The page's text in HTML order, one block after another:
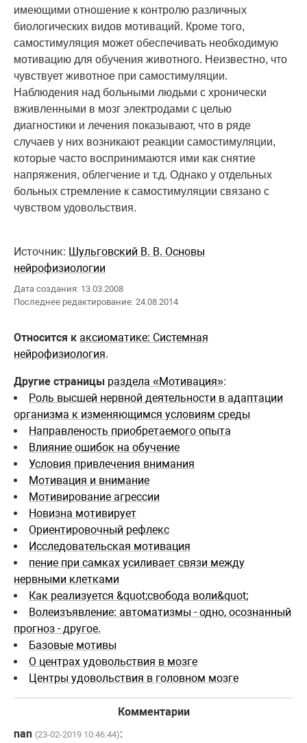
имеющими отношение к контролю различных
биологических видов мотиваций. Кроме того,
самостимуляция может обеспечивать необходимую
мотивацию для обучения животного. Неизвестно, что
чувствует животное при самостимуляции.
Наблюдения над больными людьми с хронически
вживленными в мозг электродами с целью
диагностики и лечения показывают, что в ряде
случаев у них возникают реакции самостимуляции,
которые часто воспринимаются ими как снятие
напряжения, облегчение и т.д. Однако у отдельных
больных стремление к самостимуляции связано с
чувством удовольствия.
Источник: Шульговский В. В. Основы
нейрофизиологии
Дата создания: 13.03.2008
Последнее редактирование: 24.08.2014
Относится к аксиоматике: Системная
нейрофизиология.
Другие страницы раздела «Мотивация»:
Роль высшей нервной деятельности в адаптации
организма к изменяющимся условиям среды
Направленость приобретаемого опыта
Влияние ошибок на обучение
Условия привлечения внимания
Мотивация и внимание
Мотивирование агрессии
Новизна мотивирует
Ориентировочный рефлекс
Исследовательская мотивация
пение при самках усиливает связи между
нервными клетками
Как реализуется &quot;свобода воли&quot;
Волеизъявление: автоматизмы - одно, осознанный
прогноз - другое.
Базовые мотивы
О центрах удовольствия в мозге
Центры удовольствия в головном мозге
Комментарии
nan (23-02-2019 10:46:44):